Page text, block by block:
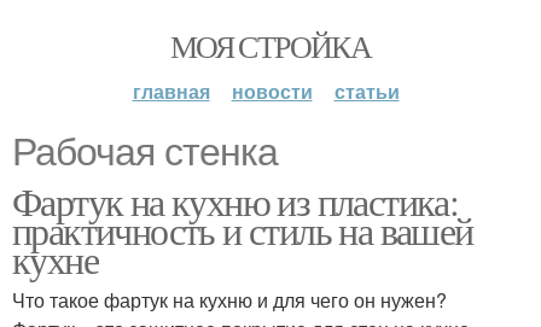
МОЯ СТРОЙКА
главная новости статьи
Рабочая стенка
Фартук на кухню из пластика:
практичность и стиль на вашей
кухне
Что такое фартук на кухню и для чего он нужен?